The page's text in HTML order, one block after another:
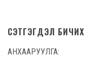
СЭТГЭГДЭЛ БИЧИХ
АНХААРУУЛГА: